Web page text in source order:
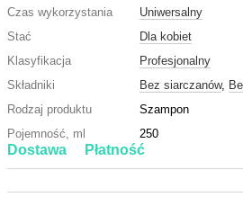
Czas wykorzystania
Uniwersalny
Stać
Dla kobiet
Klasyfikacja
Profesjonalny
Składniki
Bez siarczanów,
Rodzaj produktu
Szampon
Pojemność, ml
250
Dostawa Płatność